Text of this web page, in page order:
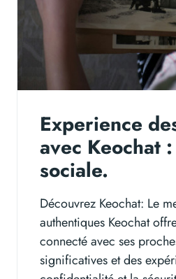
Experience
avec Keochat
sociale.
Découvrez Keochat: Le
authentiques Keochat
connecté avec ses
significatives et des